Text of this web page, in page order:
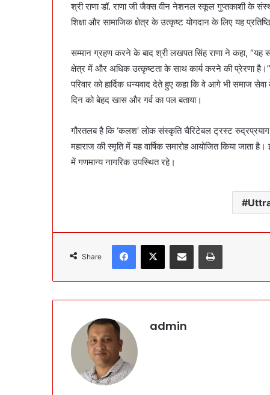
श्री राणा डॉ. राणा जी जैक्स वीन नेशनल स्कूल गुप्तकाशी के
शिक्षा और सामाजिक क्षेत्र के उत्कृष्ट योगदान के लिए यह
सम्मान ग्रहण करने के बाद श्री लखपत सिंह राणा ने कहा, “यह
क्षेत्र में और अधिक उत्कृष्टता के साथ कार्य करने की प्रेरणा
परिवार को हार्दिक धन्यवाद देते हुए कहा कि वे आगे भी समाज
दिन को बेहद खास और गर्व का पल बताया।
गौरतलब है कि ‘कलश’ लोक संस्कृति चैरिटेबल ट्रस्ट रुद्रप्रयाग
महाराज की स्मृति में यह वार्षिक समारोह आयोजित किया जाता
में गणमान्य नागरिक उपस्थित रहे।
Share
admin